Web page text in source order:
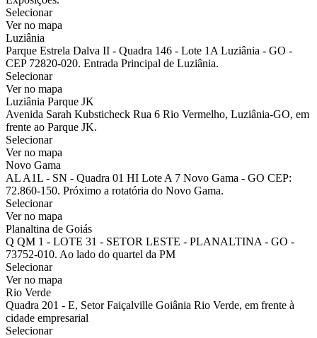
Selecionar
Ver no mapa
Luziânia
Parque Estrela Dalva II - Quadra 146 - Lote 1A Luziânia - GO -
CEP 72820-020. Entrada Principal de Luziânia.
Selecionar
Ver no mapa
Luziânia Parque JK
Avenida Sarah Kubsticheck Rua 6 Rio Vermelho, Luziânia-GO, em
frente ao Parque JK.
Selecionar
Ver no mapa
Novo Gama
AL A1L - SN - Quadra 01 HI Lote A 7 Novo Gama - GO CEP:
72.860-150. Próximo a rotatória do Novo Gama.
Selecionar
Ver no mapa
Planaltina de Goiás
Q QM 1 - LOTE 31 - SETOR LESTE - PLANALTINA - GO -
73752-010. Ao lado do quartel da PM
Selecionar
Ver no mapa
Rio Verde
Quadra 201 - E, Setor Faiçalville Goiânia Rio Verde, em frente à
cidade empresarial
Selecionar